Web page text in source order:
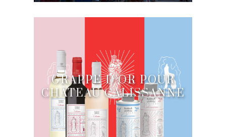
GRAPPE D’OR POUR
CHÂTEAU CALISSANNE